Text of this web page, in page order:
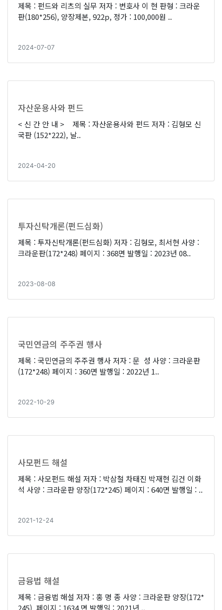
제목 : 펀드와 리츠의 실무 저자 : 변호사 이 현 판형 : 크라운
판(180*256), 양장제본, 922p, 정가 : 100,000원 ..
2024-07-07
자산운용사와 펀드
< 신 간 안 내 > 제목 : 자산운용사와 펀드 저자 : 김형모 신
국판 (152*222), 날..
2024-04-20
투자신탁개론(펀드심화)
제목 : 투자신탁개론(펀드심화) 저자 : 김형모, 최서현 사양 :
크라운판(172*248) 페이지 : 368면 발행일 : 2023년 08..
2023-08-08
국민연금의 주주권 행사
제목 : 국민연금의 주주권 행사 저자 : 문 성 사양 : 크라운판
(172*248) 페이지 : 360면 발행일 : 2022년 1..
2022-10-29
사모펀드 해설
제목 : 사모펀드 해설 저자 : 박삼철 차태진 박재현 김건 이화
석 사양 : 크라운판 양장(172*245) 페이지 : 640면 발행일 : ..
2021-12-24
금융법 해설
제목 : 금융법 해설 저자 : 홍 명 종 사양 : 크라운판 양장(172*
245) 페이지 : 1634 면 발행일 : 2021년 ..